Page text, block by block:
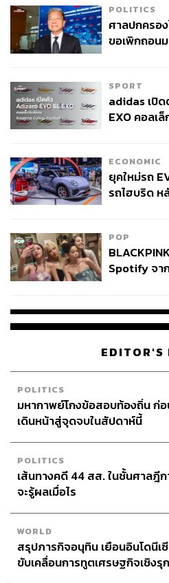
POLITICS
ศาลปกครอ
ขอเพิกถอน
SPORT
adidas เปิ
EXO คอลเ
ECONOMIC
ยุคใหม่รถ
รถไฮบริด
POP
Spotify จา
EDITOR'S
POLITICS
มหากาพย์โกงข้อสอบท้องถิ่น ก่
เดินหน้าสู่จุดจบในสัปดาห์นี้
POLITICS
เส้นทางคดี 44 สส. ในชั้นศาลฎีก
จะรู้ผลเมื่อไร
WORLD
สรุปภารกิจอนุทิน เยือนอินโดนีเ
ขับเคลื่อนการทูตเศรษฐกิจเชิงรุก